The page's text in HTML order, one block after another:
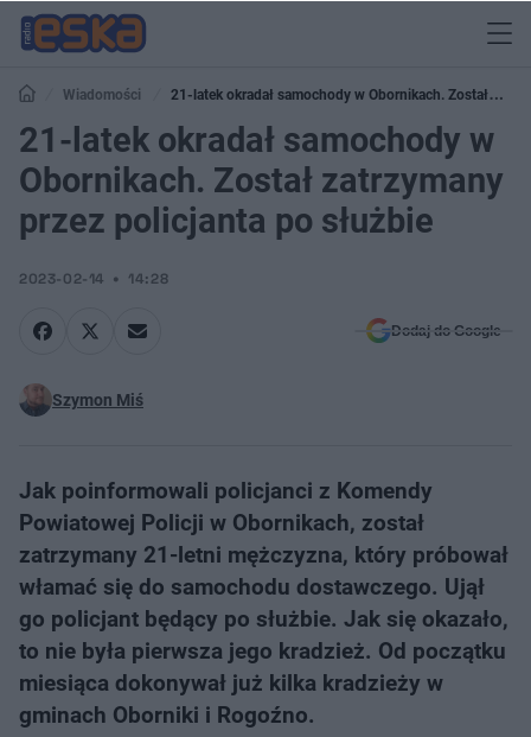
Wiadomości
21-latek okradał samochody w Obornikach. Został
zatrzymany przez policjanta po służbie
21-latek okradał samochody w
Obornikach. Został zatrzymany
przez policjanta po służbie
2023-02-14 14:28
Dodaj do Google
Szymon Miś
Jak poinformowali policjanci z Komendy
Powiatowej Policji w Obornikach, został
zatrzymany 21-letni mężczyzna, który próbował
włamać się do samochodu dostawczego. Ujął
go policjant będący po służbie. Jak się okazało,
to nie była pierwsza jego kradzież. Od początku
miesiąca dokonywał już kilka kradzieży w
gminach Oborniki i Rogoźno.